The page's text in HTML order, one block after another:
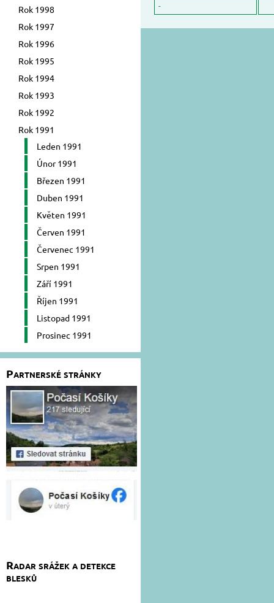
Rok 1998
Rok 1997
Rok 1996
Rok 1995
Rok 1994
Rok 1993
Rok 1992
Rok 1991
Leden 1991
Únor 1991
Březen 1991
Duben 1991
Květen 1991
Červen 1991
Červenec 1991
Srpen 1991
Září 1991
Říjen 1991
Listopad 1991
Prosinec 1991
Partnerské stránky
Radar srážek a detekce
blesků
-